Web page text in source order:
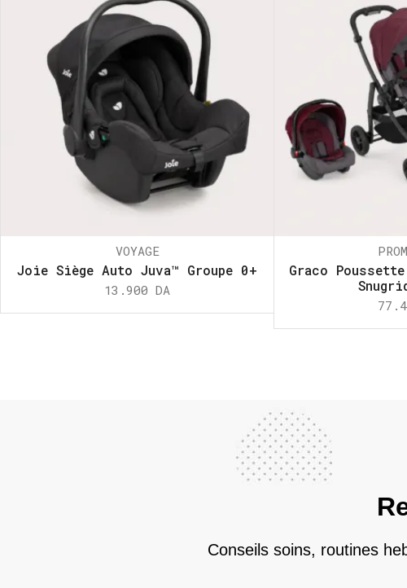
VOYAGE
Joie Siège Auto Juva™ Groupe 0+
13.900 DA
Graco
Conseils soins, routines